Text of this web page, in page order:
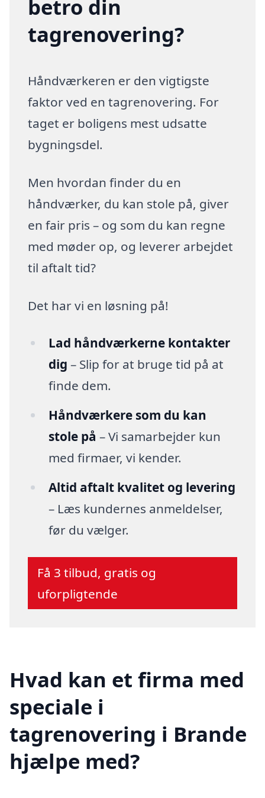
betro din
tagrenovering?
Håndværkeren er den vigtigste
faktor ved en tagrenovering. For
taget er boligens mest udsatte
bygningsdel.
Men hvordan finder du en
håndværker, du kan stole på, giver
en fair pris – og som du kan regne
med møder op, og leverer arbejdet
til aftalt tid?
Det har vi en løsning på!
Lad håndværkerne kontakter
dig – Slip for at bruge tid på at
finde dem.
Håndværkere som du kan
stole på – Vi samarbejder kun
med firmaer, vi kender.
Altid aftalt kvalitet og levering
– Læs kundernes anmeldelser,
før du vælger.
Få 3 tilbud, gratis og
uforpligtende
Hvad kan et firma med
speciale i
tagrenovering i Brande
hjælpe med?